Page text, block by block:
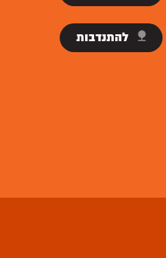
להתנדבות